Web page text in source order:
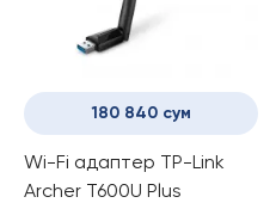
180 840 сум
Wi-Fi адаптер TP-Link
Archer T600U Plus